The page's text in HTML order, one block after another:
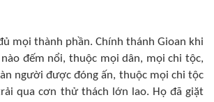
mọi thành phần. Chính thánh Gioan khi
đếm nổi, thuộc mọi dân, mọi chi tộc,
người được đóng ấn, thuộc mọi chi tộc
qua cơn thử thách lớn lao. Họ đã giặt